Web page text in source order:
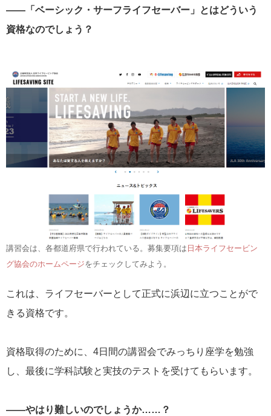
――「ベーシック・サーフライフセーバー」とはどういう
資格なのでしょう？
講習会は、各都道府県で行われている。募集要項は 日本ライフセービン
グ協会のホームページをチェックしてみよう。
これは、ライフセーバーとして正式に浜辺に立つことがで
きる資格です。
資格取得のために、4日間の講習会でみっちり座学を勉強
し、最後に学科試験と実技のテストを受けてもらいます。
――やはり難しいのでしょうか……？